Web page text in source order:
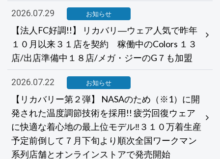
2026.07.29 お知らせ
【法人FC好調!!】 リカバリ―ウェア人気で昨年
１０月以来３１店を契約 稼働中のColors １３
店/出店準備中１８店/メガ・ジーのG７も加盟
2026.07.22 お知らせ
【リカバリー第２弾】 NASAのため（※1）に開
発された温度調節技術を採用!! 疲労回復ウェア
に快適な着心地の最上位モデル‼３１０万着生産
予定前倒して７月下旬より順次全国ワークマン
系列店舗とオンラインストアで発売開始